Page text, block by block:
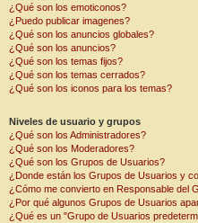
¿Qué son los emoticonos?
¿Puedo publicar imagenes?
¿Qué son los anuncios globales?
¿Qué son los anuncios?
¿Qué son los temas fijos?
¿Qué son los temas cerrados?
¿Qué son los iconos para los temas?
Niveles de usuario y grupos
¿Qué son los Administradores?
¿Qué son los Moderadores?
¿Qué son los Grupos de Usuarios?
¿Donde están los Grupos de Usuarios y
¿Cómo me convierto en Responsable del
¿Por qué algunos Grupos de Usuarios
¿Qué es un "Grupo de Usuarios